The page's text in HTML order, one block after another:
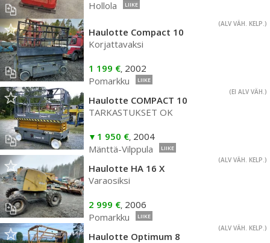
Hollola
LIIKE
(ALV VÄH. KELP.)
Haulotte Compact 10
Korjattavaksi
1 199 €, 2002
Pomarkku
LIIKE
(EI ALV VÄH.)
Haulotte COMPACT 10
TARKASTUKSET OK
1 950 €, 2004
Mänttä-Vilppula
LIIKE
(ALV VÄH. KELP.)
Haulotte HA 16 X
Varaosiksi
2 999 €, 2006
Pomarkku
LIIKE
(ALV VÄH. KELP.)
Haulotte Optimum 8